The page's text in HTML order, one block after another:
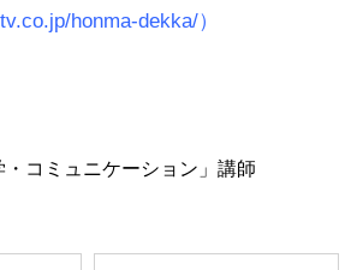
honma-dekka/）
・コミュニケーション」講師